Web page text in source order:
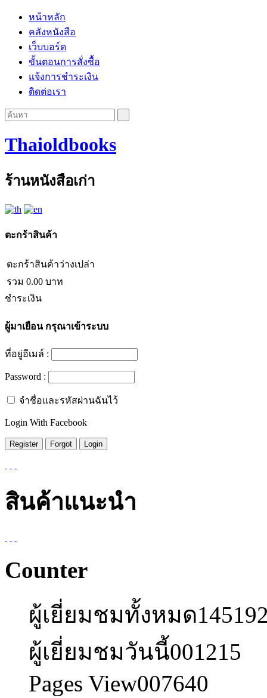
หน้าหลัก
คลังหนังสือ
เว็บบอร์ด
ขั้นตอนการสั่งซื้อ
แจ้งการชำระเงิน
ติดต่อเรา
Thaioldbooks
ร้านหนังสือเก่า
ตะกร้าสินค้า
ตะกร้าสินค้าว่างเปล่า
รวม 0.00 บาท
ชำระเงิน
ผู้มาเยือนกรุณาเข้าระบบ
ที่อยู่อีเมล์ :
Password :
จำชื่อและรหัสผ่านฉันไว้
Login With Facebook
สินค้าแนะนำ
Counter
ผู้เยี่ยมชมทั้งหมด
ผู้เยี่ยมชมวันนี้001215
Pages View007640